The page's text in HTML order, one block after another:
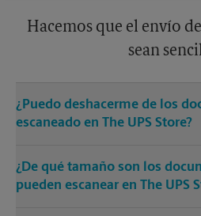
Hacemos que el envío
sean
¿Puedo deshacerme de los
escaneado en The UPS Store?
documento o medio que necesite
¿De qué tamaño son los
pueden escanear en The UPS